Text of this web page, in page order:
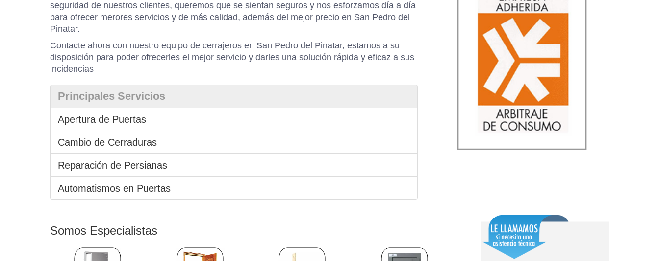
seguridad de nuestros clientes, queremos que se sientan seguros y nos esforzamos día a día
para ofrecer merores servicios y de más calidad, además del mejor precio en San Pedro del
Pinatar.
Contacte ahora con nuestro equipo de cerrajeros en San Pedro del Pinatar, estamos a su
disposición para poder ofrecerles el mejor servicio y darles una solución rápida y eficaz a sus
incidencias
Principales Servicios
Apertura de Puertas
Cambio de Cerraduras
Reparación de Persianas
Automatismos en Puertas
Somos Especialistas